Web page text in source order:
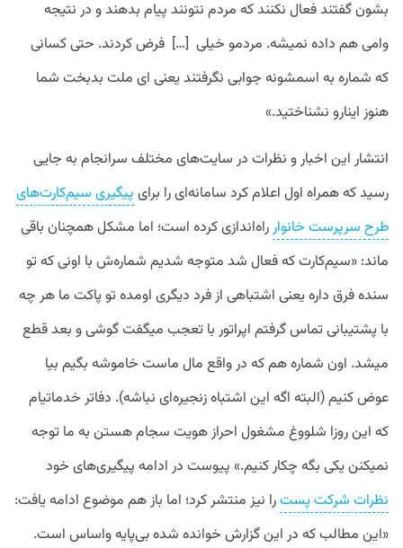
بشون گفتند فعال نکنند که مردم نتونند پیام بدهند و در نتیجه
وامی هم داده نمیشه. مردمو خیلی […] فرض کردند. حتی کسانی
که شماره به اسمشونه جوابی نگرفتند یعنی ای ملت بدبخت شما
هنوز اینارو نشناختید.»
انتشار این اخبار و نظرات در سایت‌های مختلف سرانجام به جایی
رسید که همراه اول اعلام کرد سامانه‌ای را برای پیگیری سیم‌کارت‌های
طرح سرپرست خانوارراه‌اندازی کرده است؛ اما مشکل همچنان باقی
ماند: «سیم‌کارت که فعال شد متوجه شدیم شماره‌ش با اونی که تو
سنده فرق داره یعنی اشتباهی از فرد دیگری اومده تو پاکت ما هر چه
با پشتیبانی تماس گرفتم اپراتور با تعجب میگفت گوشی و بعد قطع
میشد. اون شماره هم که در واقع مال ماست خاموشه بگیم بیا
عوض کنیم (البته اگه این اشتباه زنجیره‌ای نباشه). دفاتر خدماتیام
که این روزا شلووغ مشغول احراز هویت سجام هستن به ما توجه
نمیکنن یکی بگه چکار کنیم.» پیوست در ادامه پیگیری‌های خود
نظرات شرکت پسترا نیز منتشر کرد؛ اما باز هم موضوع ادامه یافت:
«این مطالب که در این گزارش خوانده شده بی‌پایه واساس است.